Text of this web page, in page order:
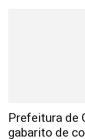
Prefeitura de
gabarito de